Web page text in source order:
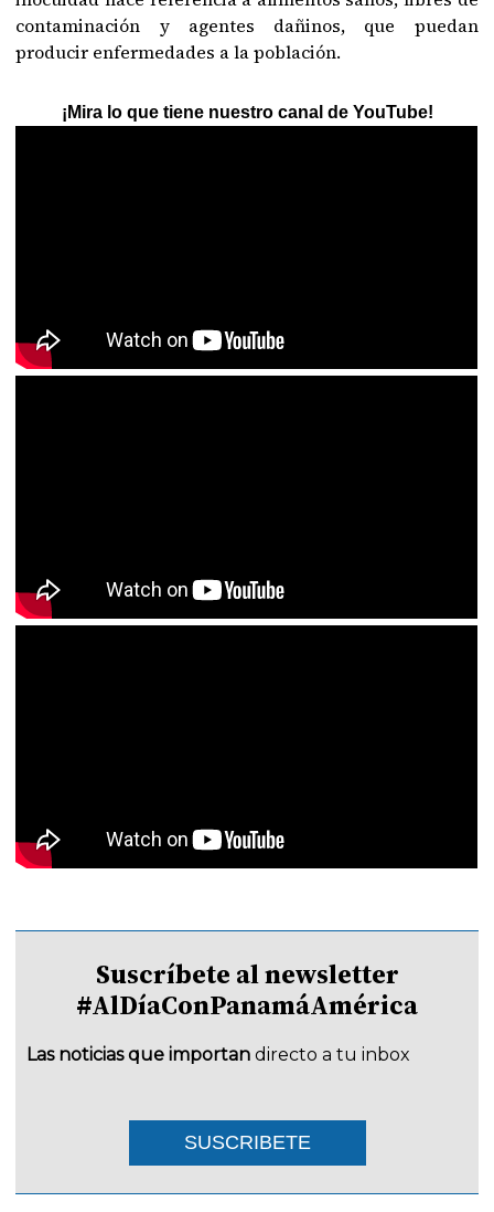
contaminación y agentes dañinos, que puedan
producir enfermedades a la población.
¡Mira lo que tiene nuestro canal de YouTube!
Suscríbete al newsletter
#AlDíaConPanamáAmérica
Las noticias que importan directo a tu inbox
SUSCRIBETE